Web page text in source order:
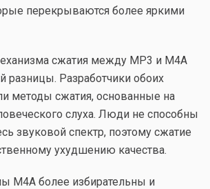
перекрываются более яркими
сжатия между MP3 и M4A
разницы. Разработчики обоих
методы сжатия, основанные на
слуха. Люди не способны
звуковой спектр, поэтому сжатие
ухудшению качества.
M4A более избирательны и